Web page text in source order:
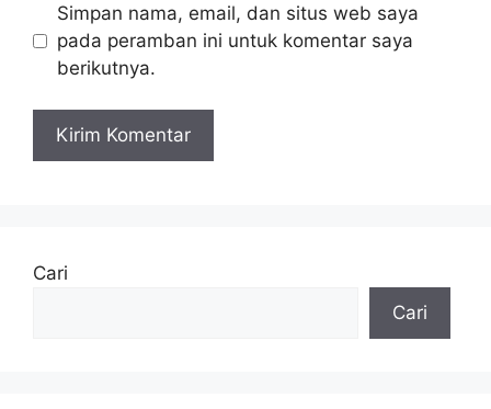
Simpan nama, email, dan situs web saya
pada peramban ini untuk komentar saya
berikutnya.
Cari
Cari